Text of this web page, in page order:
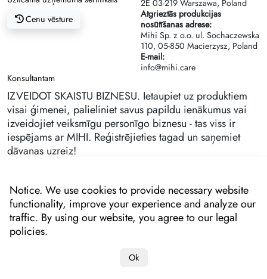
Cenu vēsture
2Е 03-219 Warszawa, Poland
Atgrieztās produkcijas
nosūtīšanas adrese:
Mihi Sp. z o.o. ul. Sochaczewska
110, 05-850 Macierzysz, Poland
E-mail:
info@mihi.care
Konsultantam
IZVEIDOT SKAISTU BIZNESU. Ietaupiet uz produktiem
visai ģimenei, palieliniet savus papildu ienākumus vai
izveidojiet veiksmīgu personīgo biznesu - tas viss ir
iespējams ar MIHI. Reģistrējieties tagad un saņemiet
dāvanas uzreiz!
Notice. We use cookies to provide necessary website
functionality, improve your experience and analyze our
traffic. By using our website, you agree to our legal
policies.
Ok